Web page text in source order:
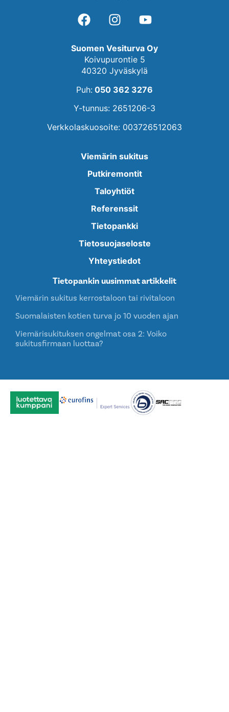
Suomen Vesiturva Oy
Koivupurontie 5
40320 Jyväskylä
Puh: 050 362 3276
Y-tunnus: 2651206-3
Verkkolaskuosoite: 003726512063
Viemärin sukitus
Putkiremontit
Taloyhtiöt
Referenssit
Tietopankki
Tietosuojaseloste
Yhteystiedot
Tietopankin uusimmat artikkelit
Viemärin sukitus kerrostaloon tai rivitaloon
Suomalaisten kotien turva jo 10 vuoden ajan
Viemärisukituksen ongelmat osa 2: Voiko
sukitusfirmaan luottaa?